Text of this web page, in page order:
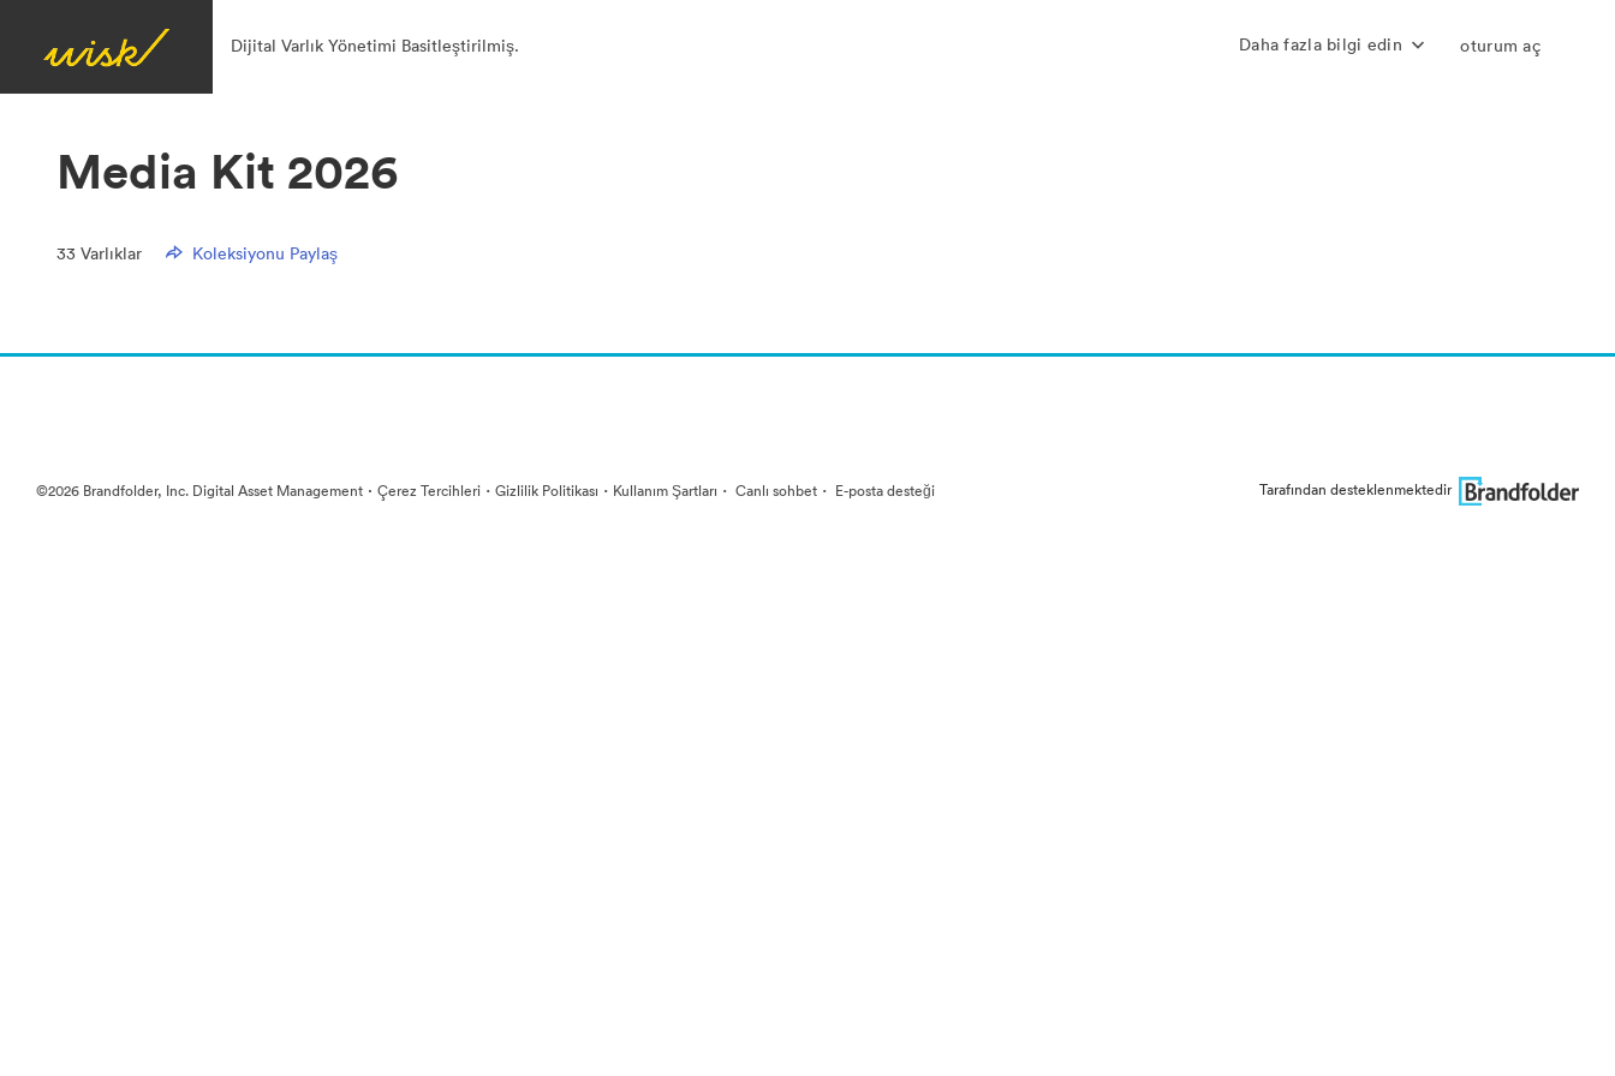
Dijital Varlık Yönetimi Basitleştirilmiş. Daha fazla bilgi edin oturum aç
Media Kit 2026
33 Varlıklar Koleksiyonu Paylaş
©2026 Brandfolder, Inc. Digital Asset Management · Çerez Tercihleri · Gizlilik Politikası · Kullanım Şartları · Canlı sohbet · E-posta desteği Tarafından desteklenmektedir